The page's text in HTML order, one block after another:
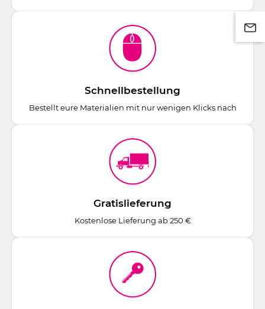
Schnellbestellung
Bestellt eure Materialien mit nur wenigen Klicks nach
Gratislieferung
Kostenlose Lieferung ab 250 €